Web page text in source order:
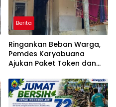
Berita
Ringankan Beban Warga,
Pemdes Karyabuana
Ajukan Paket Token dan
PLN